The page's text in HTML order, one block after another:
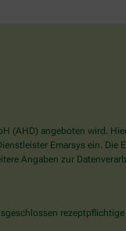
(AHD) angeboten wird.
Emarsys ein.
Angaben zur